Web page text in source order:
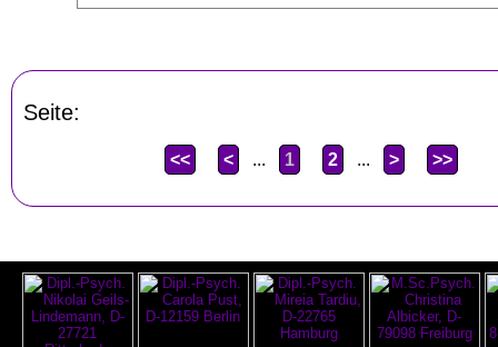
Seite:
<< < ... 1 2 ... > >>